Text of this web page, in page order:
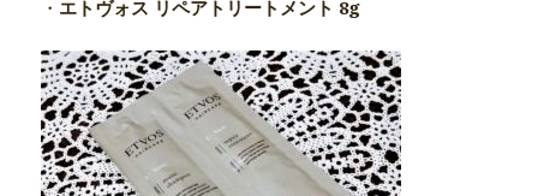
・ エトヴォス リペアトリートメント 8g